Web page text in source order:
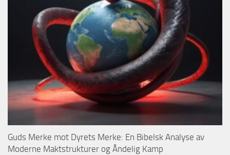
Guds Merke mot Dyrets Merke: En Bibelsk Analyse av
Moderne Maktstrukturer og Åndelig Kamp